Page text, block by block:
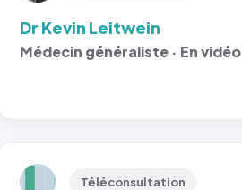
Dr Kevin Leitwein
Médecin généraliste · En vidéo
Téléconsultation